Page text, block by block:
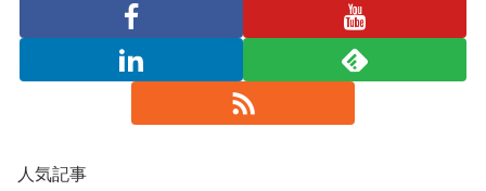
人気記事